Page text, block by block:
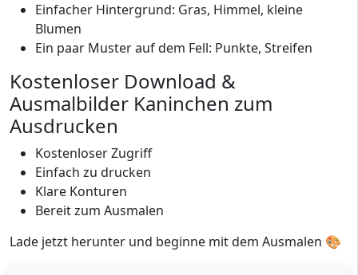
Einfacher Hintergrund: Gras, Himmel, kleine
Blumen
Ein paar Muster auf dem Fell: Punkte, Streifen
Kostenloser Download &
Ausmalbilder Kaninchen zum
Ausdrucken
Kostenloser Zugriff
Einfach zu drucken
Klare Konturen
Bereit zum Ausmalen
Lade jetzt herunter und beginne mit dem Ausmalen 🎨